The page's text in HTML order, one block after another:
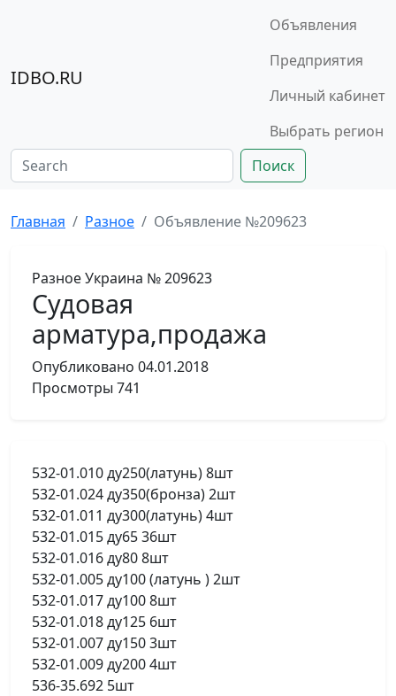
IDBO.RU
Объявления
Предприятия
Личный кабинет
Выбрать регион
Поиск
Главная Разное Объявление №209623
РазноеУкраина № 209623
Судовая
арматура,продажа
Опубликовано 04.01.2018
Просмотры 741
532-01.010 ду250(латунь) 8шт
532-01.024 ду350(бронза) 2шт
532-01.011 ду300(латунь) 4шт
532-01.015 ду65 36шт
532-01.016 ду80 8шт
532-01.005 ду100 (латунь ) 2шт
532-01.017 ду100 8шт
532-01.018 ду125 6шт
532-01.007 ду150 3шт
532-01.009 ду200 4шт
536-35.692 5шт